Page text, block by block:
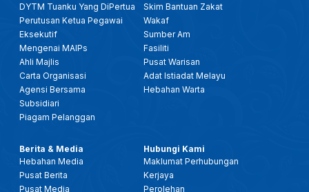
DYTM Tuanku Yang DiPertua
Perutusan Ketua Pegawai
Eksekutif
Mengenai MAIPs
Ahli Majlis
Carta Organisasi
Agensi Bersama
Subsidiari
Piagam Pelanggan
Skim Bantuan Zakat
Wakaf
Sumber Am
Fasiliti
Pusat Warisan
Adat Istiadat Melayu
Hebahan Warta
Berita & Media
Hebahan Media
Pusat Berita
Pusat Media
Hubungi Kami
Maklumat Perhubungan
Kerjaya
Perolehan